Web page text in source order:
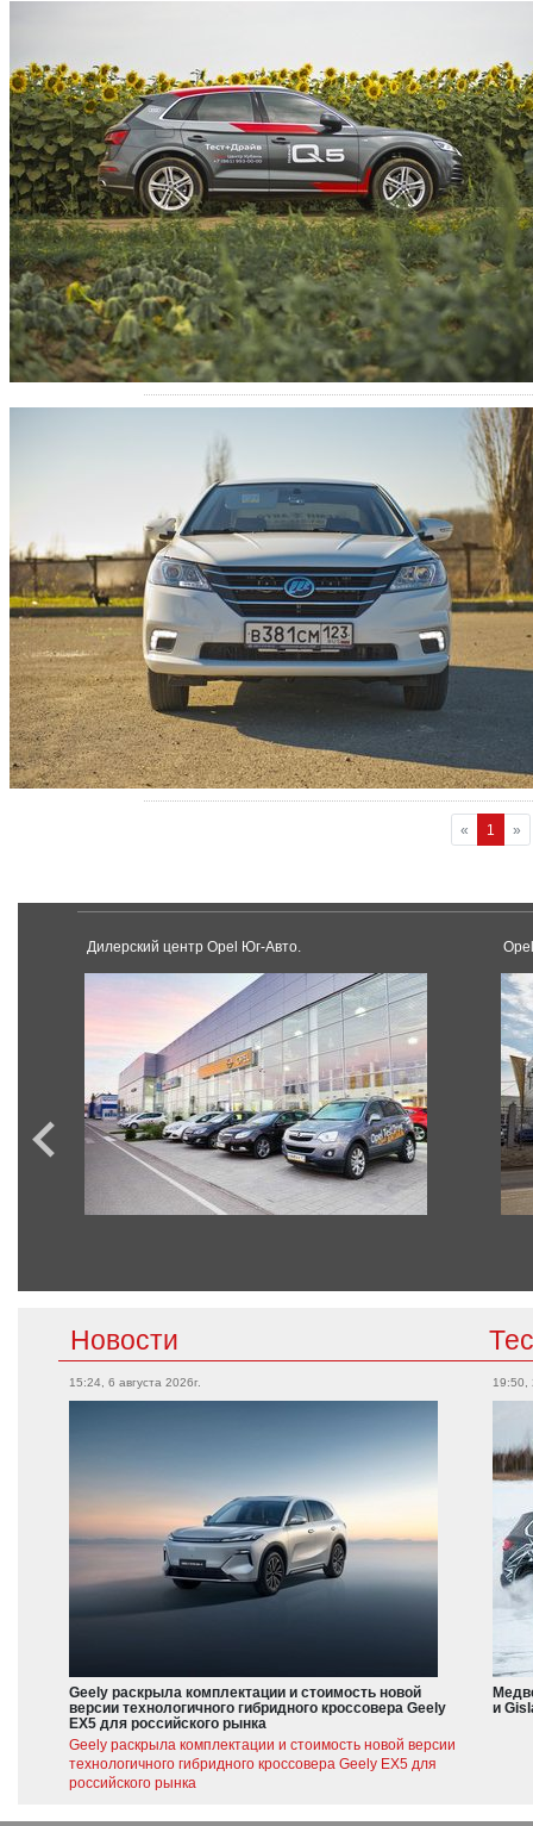
« 1 »
Дилерский центр Opel Юг-Авто.
Новости
15:24, 6 августа 2026г.
Geely раскрыла комплектации и стоимость новой
версии технологичного гибридного кроссовера Geely
EX5 для российского рынка
Geely раскрыла комплектации и стоимость новой версии
технологичного гибридного кроссовера Geely EX5 для
российского рынка
19:50,
и